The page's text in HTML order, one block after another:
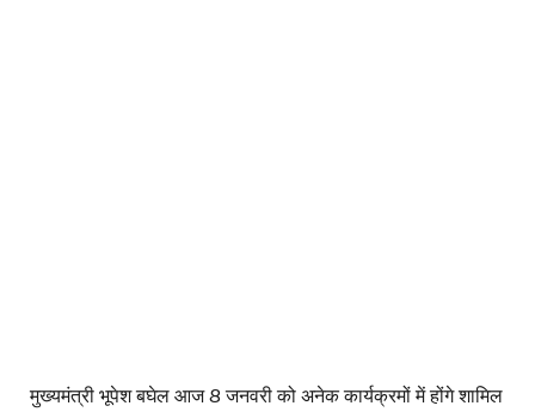
मुख्यमंत्री भूपेश बघेल आज 8 जनवरी को अनेक कार्यक्रमों में होंगे शामिल